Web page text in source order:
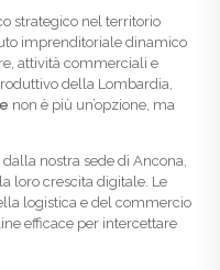
strategico nel territorio
imprenditoriale dinamico
attività commerciali e
della Lombardia,
non è più un’opzione, ma
dalla nostra sede di Ancona,
loro crescita digitale. Le
logistica e del commercio
efficace per intercettare